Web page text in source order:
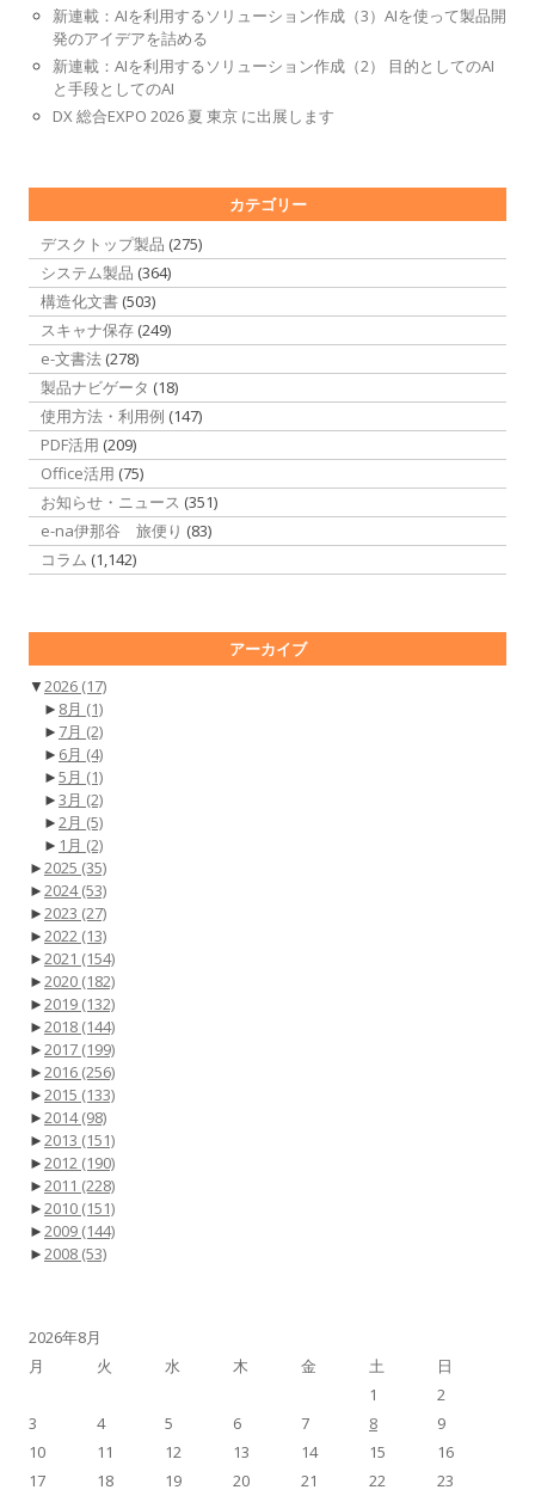
新連載：AIを利用するソリューション作成（3）AIを使って製品開
発のアイデアを詰める
新連載：AIを利用するソリューション作成（2） 目的としてのAI
と手段としてのAI
DX 総合EXPO 2026 夏 東京 に出展します
カテゴリー
デスクトップ製品 (275)
システム製品 (364)
構造化文書 (503)
スキャナ保存 (249)
e-文書法 (278)
製品ナビゲータ (18)
使用方法・利用例 (147)
PDF活用 (209)
Office活用 (75)
お知らせ・ニュース (351)
e-na伊那谷 旅便り (83)
コラム (1,142)
アーカイブ
▼2026 (17)
► 8月 (1)
► 7月 (2)
► 6月 (4)
►5月 (1)
►3月 (2)
►2月 (5)
► 1月 (2)
►2025 (35)
►2024(53)
►2023 (27)
►2022 (13)
►2021 (154)
►2020 (182)
►2019 (132)
►2018 (144)
►2017 (199)
►2016 (256)
►2015 (133)
►2014(98)
►2013 (151)
►2012 (190)
►2011 (228)
►2010 (151)
►2009 (144)
►2008 (53)
2026年8月
月
火 水 木 金 土
日
1
2
3
4 5 6 7 8
9
10
11 12 13 14 15
16
17
18 19 20 21 22 23